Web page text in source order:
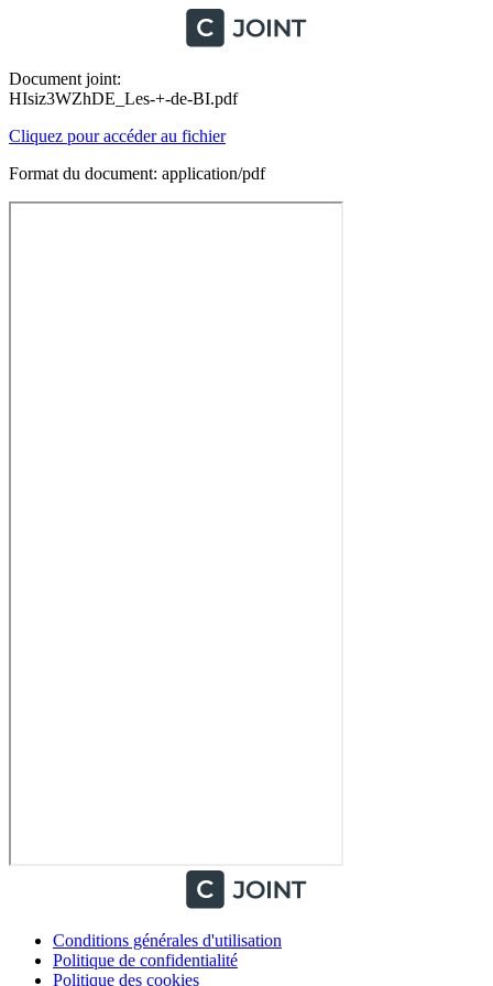
Document joint:
HIsiz3WZhDE_Les-+-de-BI.pdf
Cliquez pour accéder au fichier
Format du document: application/pdf
Conditions générales d'utilisation
Politique de confidentialité
Politique des cookies